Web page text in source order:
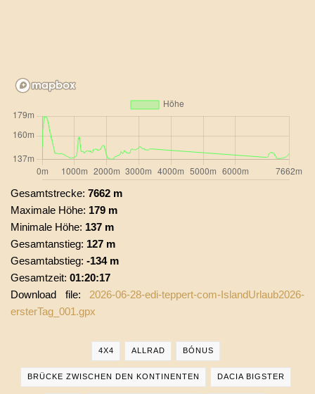
Gesamtstrecke: 7662 m
Maximale Höhe: 179 m
Minimale Höhe: 137 m
Gesamtanstieg: 127 m
Gesamtabstieg: -134 m
Gesamtzeit: 01:20:17
Download file: 2026-06-28-edi-teppert-com-IslandUrlaub2026-
ersterTag_001.gpx
4X4 ALLRAD BÓNUS
BRÜCKE ZWISCHEN DEN KONTINENTEN DACIA BIGSTER